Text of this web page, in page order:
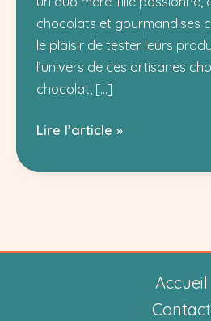
chocolats et gourmandises
le plaisir de tester leurs
l’univers de ces artisanes
chocolat, […]
Maison
Nîmes
Lire l’article »
Accueil
Contact